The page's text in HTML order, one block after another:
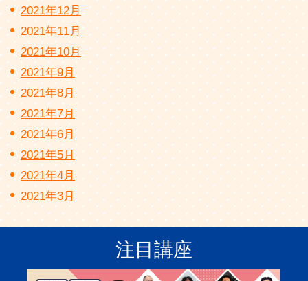
2021年12月
2021年11月
2021年10月
2021年9月
2021年8月
2021年7月
2021年6月
2021年5月
2021年4月
2021年3月
注目講座